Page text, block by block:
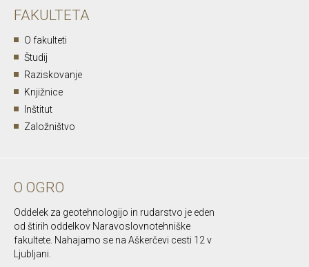
FAKULTETA
O fakulteti
Študij
Raziskovanje
Knjižnice
Inštitut
Založništvo
O OGRO
Oddelek za geotehnologijo in rudarstvo je eden
od štirih oddelkov Naravoslovnotehniške
fakultete. Nahajamo se na Aškerčevi cesti 12 v
Ljubljani.